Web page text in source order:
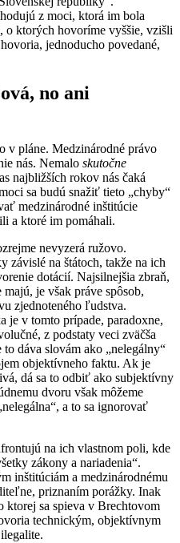
z moci, ktorá im bola
o ktorých hovoríme vyššie, vzišli
jednoducho povedané,
no ani
v pláne. Medzinárodné právo
nás. Nemalo skutočne
najbližších rokov nás čaká
sa budú snažiť tieto „chyby“
medzinárodné inštitúcie
a ktoré im pomáhali.
nevyzerá ružovo.
závislé na štátoch, takže na ich
dotácií. Najsilnejšia zbraň,
je však práve spôsob,
zjednoteného ľudstva.
je v tomto prípade, paradoxne,
z podstaty veci zväčša
dáva slovám ako „nelegálny“
objektívneho faktu. Ak je
dá sa to odbiť ako subjektívny
dvoru však môžeme
a to sa ignorovať
na ich vlastnom poli, kde
zákony a nariadenia“.
inštitúciám a medzinárodnému
priznaním porážky. Inak
ktorej sa spieva v Brechtovom
technickým, objektívnym